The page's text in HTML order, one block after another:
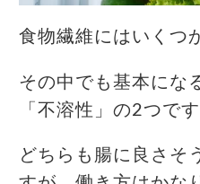
食物繊維にはいくつ
その中でも基本にな
「不溶性」の2つです
どちらも腸に良さそ